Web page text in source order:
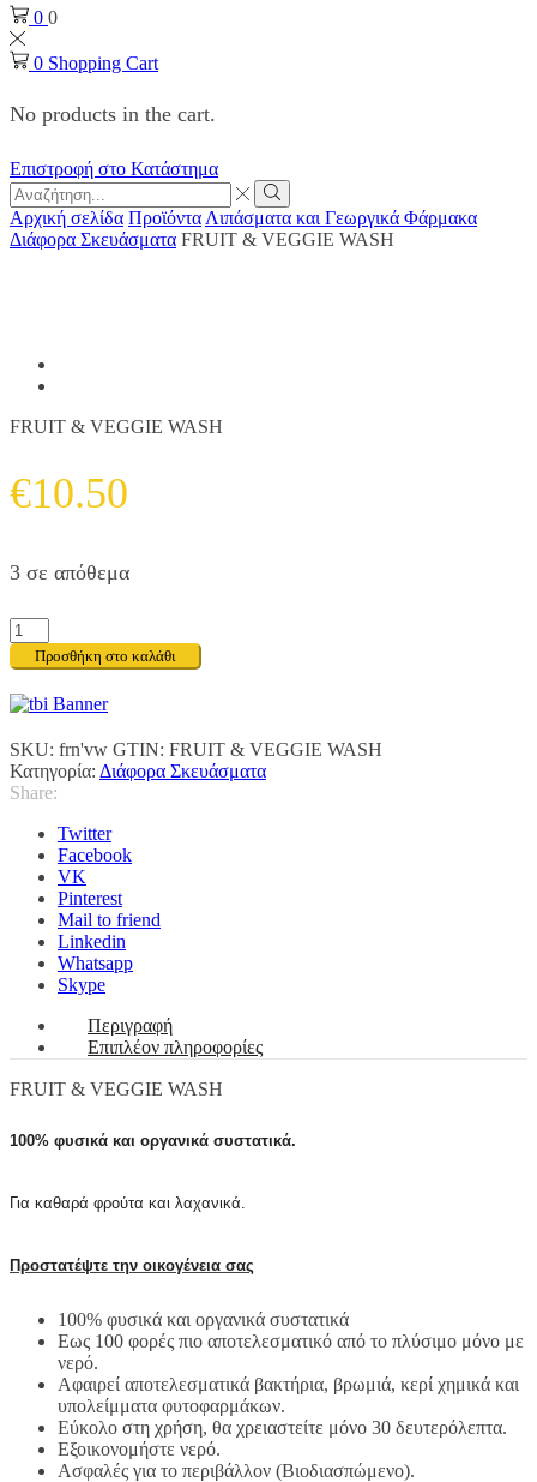
0 0
0 Shopping Cart
No products in the cart.
Επιστροφή στο Κατάστημα
Search
input
Search
Αρχική σελίδα Προϊόντα Λιπάσματα και Γεωργικά Φάρμακα
Διάφορα Σκευάσματα FRUIT & VEGGIE WASH
FRUIT & VEGGIE WASH
€10.50
3 σε απόθεμα
FRUIT
&
VEGGIE
WASH
ποσότητα
Προσθήκη στο καλάθι
SKU: frn'vw GTIN: FRUIT & VEGGIE WASH
Κατηγορία: Διάφορα Σκευάσματα
Share:
Twitter
Facebook
VK
Pinterest
Mail to friend
Linkedin
Whatsapp
Skype
Περιγραφή
Επιπλέον πληροφορίες
FRUIT & VEGGIE WASH
100% φυσικά και οργανικά συστατικά.
Για καθαρά φρούτα και λαχανικά.
Προστατέψτε την οικογένεια σας
100% φυσικά και οργανικά συστατικά
Εως 100 φορές πιο αποτελεσματικό από το πλύσιμο μόνο με
νερό.
Αφαιρεί αποτελεσματικά βακτήρια, βρωμιά, κερί χημικά και
υπολείμματα φυτοφαρμάκων.
Εύκολο στη χρήση, θα χρειαστείτε μόνο 30 δευτερόλεπτα.
Εξοικονομήστε νερό.
Ασφαλές για το περιβάλλον (Βιοδιασπώμενο).